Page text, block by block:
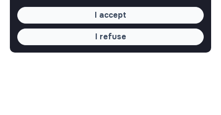
I accept
I refuse